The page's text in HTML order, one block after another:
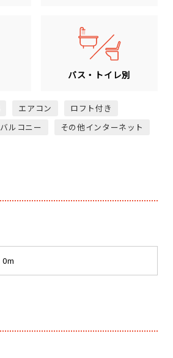
バス・トイレ別
エアコン
ロフト付き
バルコニー
その他インターネット
0m